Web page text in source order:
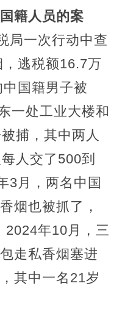
籍人员的案
局一次行动中查
逃税额16.7万
国籍男子被
一处工业大楼和
捕，其中两人
人交了500到
3月，两名中国
烟也被抓了，
2024年10月，三
走私香烟塞进
其中一名21岁